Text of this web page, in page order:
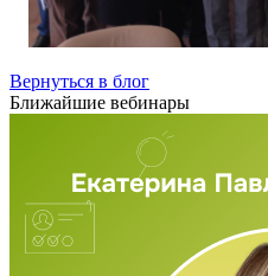
Вернуться в блог
Ближайшие вебинары